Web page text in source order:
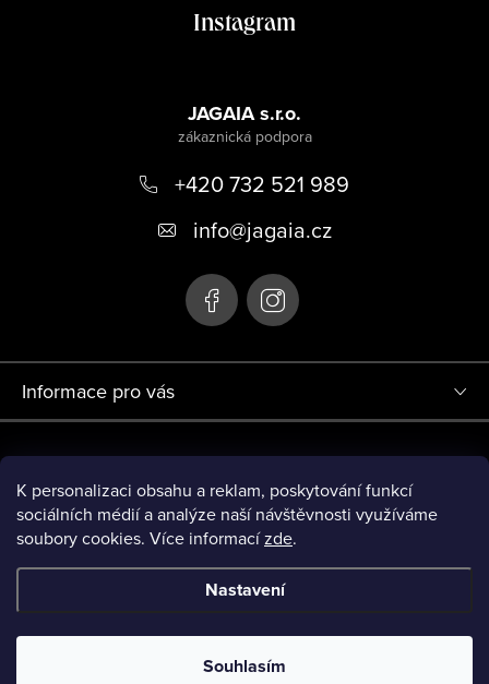
K personalizaci obsahu a reklam, poskytování funkcí
sociálních médií a analýze naší návštěvnosti využíváme
soubory cookies. Více informacízde.
Nastavení
Souhlasím
Instagram
JAGAIA s.r.o.
+420 732 521 989
info@jagaia.cz
Informace pro vás
Evropskou Unií - Next Generation EU.
nastavení cookies